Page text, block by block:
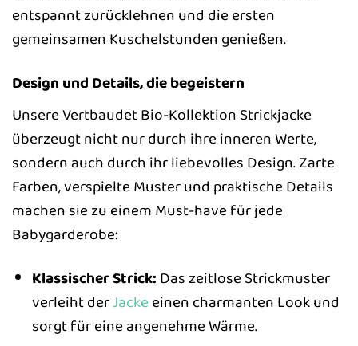
entspannt zurücklehnen und die ersten
gemeinsamen Kuschelstunden genießen.
Design und Details, die begeistern
Unsere Vertbaudet Bio-Kollektion Strickjacke
überzeugt nicht nur durch ihre inneren Werte,
sondern auch durch ihr liebevolles Design. Zarte
Farben, verspielte Muster und praktische Details
machen sie zu einem Must-have für jede
Babygarderobe:
Klassischer Strick: Das zeitlose Strickmuster
verleiht derJacke einen charmanten Look und
sorgt für eine angenehme Wärme.